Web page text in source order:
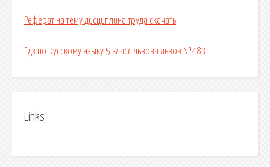
Реферат на тему дисциплина труда скачать
Гдз по русскому языку 5 класс львова львов №483
Links